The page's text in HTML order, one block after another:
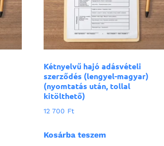
Kétnyelvű hajó adásvételi
szerződés (lengyel-magyar)
(nyomtatás után, tollal
kitölthető)
12 700 Ft
Kosárba teszem